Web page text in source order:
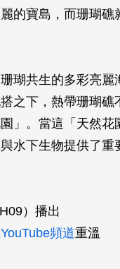
的寶島，而珊瑚礁
瑚共生的多彩亮麗
之下，熱帶珊瑚礁
」。當這「天然花
水下生物提供­了重
）播出
頻道重溫